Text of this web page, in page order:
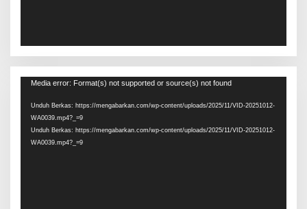
Pemutar
Media error: Format(s) not supported or source(s) not found
Unduh Berkas: https://mengabarkan.com/wp-content/uploads/2025/11/VID-20251012-
WA0039.mp4?_=9
Unduh Berkas: https://mengabarkan.com/wp-content/uploads/2025/11/VID-20251012-
WA0039.mp4?_=9